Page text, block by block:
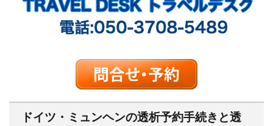
ドイツ・ミュンヘンの透析予約手続きと透